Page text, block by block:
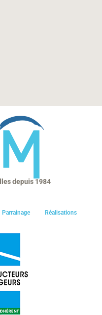
depuis 1984
Parrainage Réalisations